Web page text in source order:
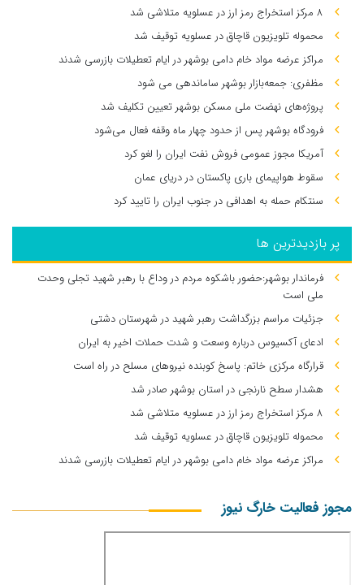
۸ مرکز استخراج رمز ارز در عسلویه متلاشی شد
محموله تلویزیون قاچاق در عسلویه توقیف شد
مراکز عرضه مواد خام دامی بوشهر در ایام تعطیلات بازرسی شدند
مظفری: جمعه‌بازار بوشهر ساماندهی می‌ شود
پروژه‌های نهضت ملی مسکن بوشهر تعیین تکلیف شد
فرودگاه بوشهر پس از حدود چهار ماه وقفه فعال می‌شود
آمریکا مجوز عمومی فروش نفت ایران را لغو کرد
سقوط هواپیمای باری پاکستان در دریای عمان
سنتکام حمله به اهدافی در جنوب ایران را تایید کرد
پر بازدیدترین ها
فرماندار بوشهر:حضور باشکوه مردم در وداع با رهبر شهید تجلی وحدت
ملی است
جزئیات مراسم بزرگداشت رهبر شهید در شهرستان دشتی
ادعای آکسیوس درباره وسعت و شدت حملات اخیر به ایران
قرارگاه مرکزی خاتم: پاسخ کوبنده نیروهای مسلح در راه است
هشدار سطح نارنجی در استان بوشهر صادر شد
۸ مرکز استخراج رمز ارز در عسلویه متلاشی شد
محموله تلویزیون قاچاق در عسلویه توقیف شد
مراکز عرضه مواد خام دامی بوشهر در ایام تعطیلات بازرسی شدند
مجوز فعالیت خارگ نیوز